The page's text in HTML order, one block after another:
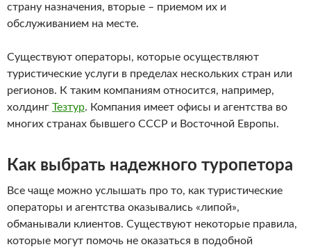
страну назначения, вторые – приемом их и
обслуживанием на месте.
Существуют операторы, которые осуществляют
туристические услуги в пределах нескольких стран или
регионов. К таким компаниям относится, например,
холдинг Тезтур. Компания имеет офисы и агентства во
многих странах бывшего СССР и Восточной Европы.
Как выбрать надежного туропетора
Все чаще можно услышать про то, как туристические
операторы и агентства оказывались «липой»,
обманывали клиентов. Существуют некоторые правила,
которые могут помочь не оказаться в подобной